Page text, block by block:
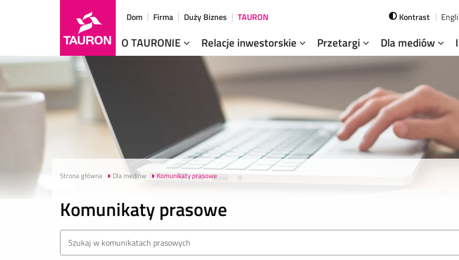
Dom Firma Duży Biznes TAURON
O TAURONIE Relacje inwestorskie Przetargi Dla mediów
Kontrast
Strona główna Dla mediów Komunikaty prasowe
Komunikaty prasowe